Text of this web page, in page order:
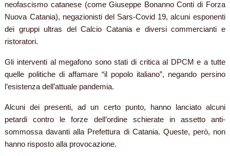
neofascismo catanese (come Giuseppe Bonanno Conti di Forza
Nuova Catania), negazionisti del Sars-Covid 19, alcuni esponenti
dei gruppi ultras del Calcio Catania e diversi commercianti e
ristoratori.
Gli interventi al megafono sono stati di critica al DPCM e a tutte
quelle politiche di affamare “il popolo italiano”, negando persino
l’esistenza dell’attuale pandemia.
Alcuni dei presenti, ad un certo punto, hanno lanciato alcuni
petardi contro le forze dell’ordine schierate in assetto anti-
sommossa davanti alla Prefettura di Catania. Queste, però, non
hanno risposto alla provocazione.